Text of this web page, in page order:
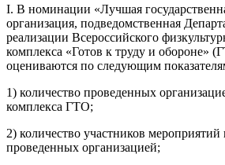
I. В номинации «Лучшая
организация, подведомственная
реализации Всероссийского
комплекса «Готов к труду и обороне»
оцениваются по следующим
1) количество проведенных
комплекса ГТО;
2) количество участников
проведенных организацией;